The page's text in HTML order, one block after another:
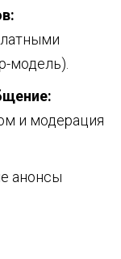
модель).
и модерация
анонсы